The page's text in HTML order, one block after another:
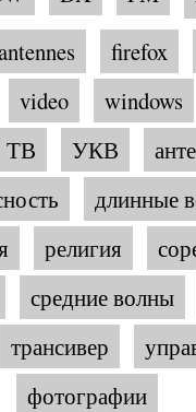
firefox
video windows
ТВ УКВ
длинные
религия
средние волны
трансивер
фотографии